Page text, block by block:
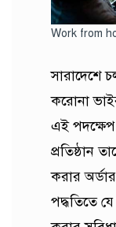
Work from
সারাদেশে
করোনা
এই পদক্ষেপ
প্রতিষ্ঠান
করার
পদ্ধতিতে